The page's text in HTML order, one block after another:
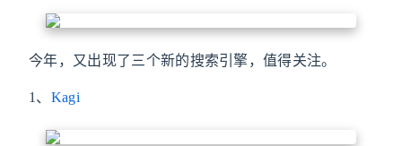
今年，又出现了三个新的搜索引擎，值得关注。
1、 Kagi